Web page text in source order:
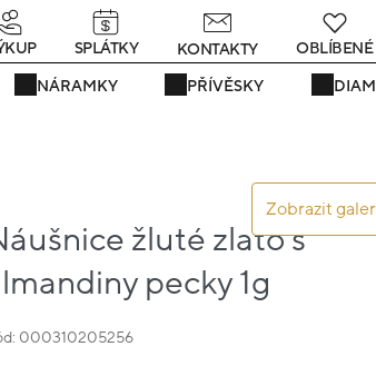
: 10h : 35m : 47s
NÁRAMKY PŘÍVĚSKY
SPLÁTKY KONTAKTY OBLÍBENÉ
Zobrazit
žluté zlato s
pecky 1g
000310205256